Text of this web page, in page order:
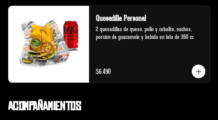
Quesadilla Personal
2 quesadillas de queso, pollo y cebollín, nachos,
porción de guacamole y bebida en lata de 350 cc
$6.490
Acompañamientos